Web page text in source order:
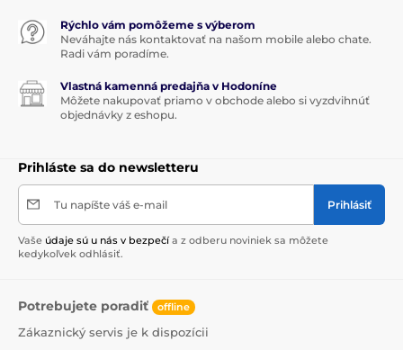
Rýchlo vám pomôžeme s výberom
Neváhajte nás kontaktovať na našom mobile alebo chate.
Radi vám poradíme.
Vlastná kamenná predajňa v Hodoníne
Môžete nakupovať priamo v obchode alebo si vyzdvihnúť
objednávky z eshopu.
Prihláste sa do newsletteru
Tu napíšte váš e-mail Prihlásiť
Vaše údaje sú u nás v bezpečí a z odberu noviniek sa môžete
kedykoľvek odhlásiť.
Potrebujete poradiť offline
Zákaznický servis je k dispozícii